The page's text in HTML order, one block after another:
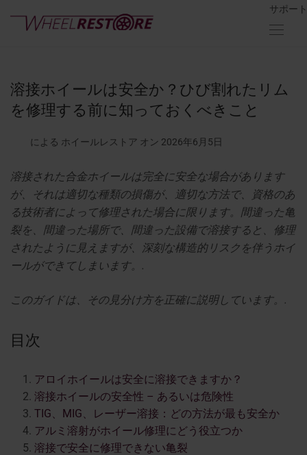
サポート
溶接ホイールは安全か？ひび割れたリム
を修理する前に知っておくべきこと
による ホイールレストア オン 2026年6月5日
溶接された合金ホイールは完全に安全な場合があります
が、それは適切な種類の損傷が、適切な方法で、資格のあ
る技術者によって修理された場合に限ります。間違った亀
裂を、間違った場所で、間違った設備で溶接すると、修理
されたように見えますが、深刻な構造的リスクを伴うホイ
ールができてしまいます。.
このガイドは、その見分け方を正確に説明しています。.
目次
アロイホイールは安全に溶接できますか？
溶接ホイールの安全性 – あるいは危険性
TIG、MIG、レーザー溶接：どの方法が最も安全か
アルミ溶射がホイール修理にどう役立つか
溶接で安全に修理できない亀裂